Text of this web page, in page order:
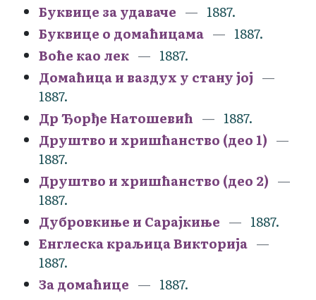
Буквице за удаваче
1887.
Буквице о домаћицама
1887.
Воће као лек
1887.
Домаћица и ваздух у стану јој
1887.
Др Ђорђе Натошевић
1887.
Друштво и хришћанство (део 1)
1887.
Друштво и хришћанство (део 2)
1887.
Дубровкиње и Сарајкиње
1887.
Енглеска краљица Викторија
1887.
За домаћице
1887.